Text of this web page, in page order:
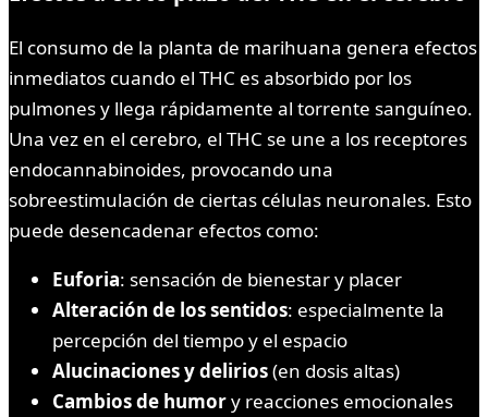
El consumo de la planta de marihuana genera efectos
inmediatos cuando el THC es absorbido por los
pulmones y llega rápidamente al torrente sanguíneo.
Una vez en el cerebro, el THC se une a los receptores
endocannabinoides, provocando una
sobreestimulación de ciertas células neuronales. Esto
puede desencadenar efectos como:
Euforia: sensación de bienestar y placer
Alteración de los sentidos: especialmente la
percepción del tiempo y el espacio
Alucinaciones y delirios(en dosis altas)
Cambios de humory reacciones emocionales